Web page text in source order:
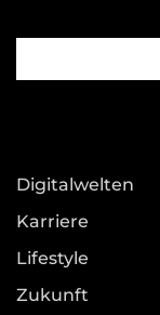
Digitalwelten
Karriere
Lifestyle
Zukunft